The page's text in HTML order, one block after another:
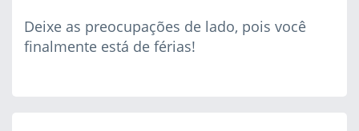
Deixe as preocupações de lado, pois você
finalmente está de férias!